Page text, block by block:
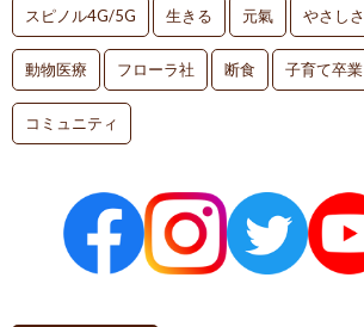
スピノル4G/5G 生きる 元氣 やさしさ
動物医療 フローラ社 断食 子育て卒業
コミュニティ